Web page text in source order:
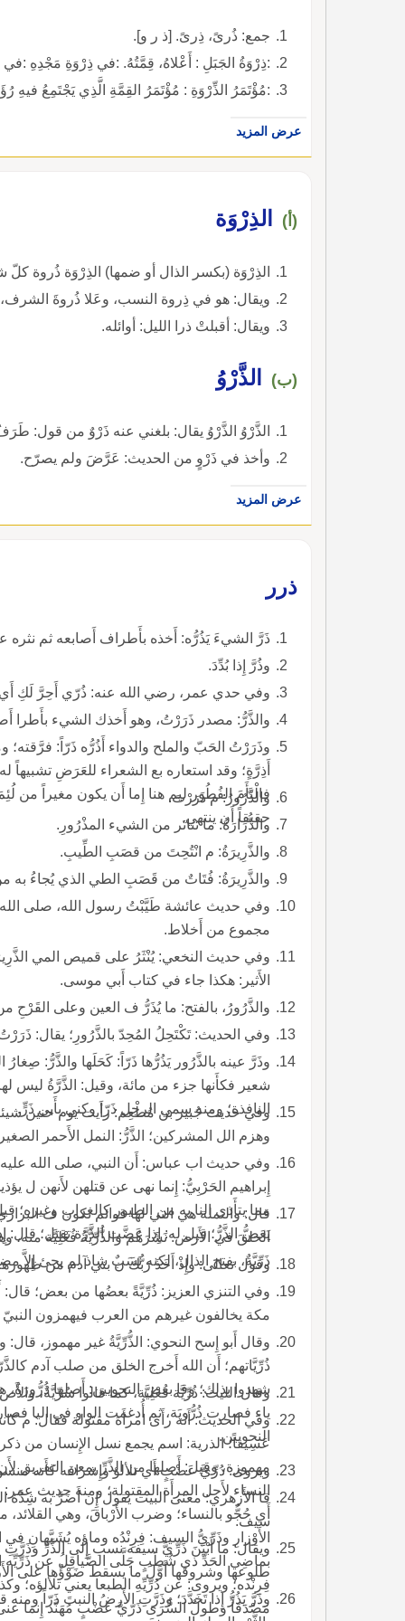
جمع: ذُرىً، ذِرىً. [ذ ر و].
:ذِرْوَةُ الجَبَلِ : أَعْلاهُ، قِمَّتُهُ. :في ذِرْوَةِ مَجْدِهِ
:مُؤْتَمَرُ الذِّرْوَةِ : مُؤْتَمَرُ القِمَّةِ الَّذِي يَجْتَمِعُ فيهِ
عرض المزيد
(أ) الذِرْوَة
الذِرْوَة (بكسر الذال أو ضمها) الذِرْوَة ذُروة كلّ
ويقال: هو في ذِروة النسب، وعَلا ذُروةَ الشرف،
ويقال: أقبلتْ ذرا الليل: أوائله.
(ب) الذَّرْوُ
الذَّرْوُ الذَّرْوُ يقال: بلغني عنه ذَرْوٌ من قول:
وأخذ في ذَرْوٍ من الحديث: عَرَّضَ ولم يصرّح.
عرض المزيد
ذرر
ذَرَّ الشيءَ يَذُرُّه: أَخذه بأَطراف أَصابعه ثم نثره على الشيء وذَرَّ الشيءَ يَذُرُّهُ إِذا بَدَّدَهُ.
وذُرَّ إِذا بُدِّدَ.
وفي حدي عمر، رضي الله عنه: ذُرّي أَحِرَّ لَكِ
والذَّرُّ: مصدر ذَرَرْتُ، وهو أَخذك الشيء بأَطرا أَصابعك تَذُرُّهُ ذَرَّ الملح المسحوق
أَذِرَّةٍ؛ وقد استعاره بع الشعراء للعَرَضِ
فالْتَأَمَ الفُطُور ليم هنا إِما أَن يكون مغيراً من
حقيقاً أَن ينتهي.
والذَّرُورُ: م ذَرَرْتَ.
والذُّرَارَةُ: ما تناثر من الشيء المذْرُورِ.
والذَّرِيرَةُ: م انْتُحِتَ من قصَبِ الطِّيبِ.
والذَّرِيرَةُ: فُتَاتٌ من قَصَبِ الطي الذي يُجاءُ به
وفي حديث عائشة طَيَّبْتُ رسول الله، صلى الله
مجموع من أَخلاط.
وفي حديث النخعي: يُنْثَرُ على قميص المي
الأَثير: هكذا جاء في كتاب أَبي موسى.
والذَّرُورُ، بالفتح: ما يُذَرُّ ف العين وعلى القَرْحِ
وفي الحديث: تَكْتَحِلُ المُحِدّ بالذَّرُورِ؛ يقال: ذَرَرْتُ
وذَرَّ عينه بالذَّرُور يَذُرُّها ذَرّاً: كَحَلَها والذَّرُّ:
شعير فكأَنها جزء من مائة، وقيل: الذَّرَّةُ ليس
النافذة؛ ومنه سمي الرجل ذَرّا وكني بأَبي ذَرٍّ.
وفي حديث جُبير بن مُطْعِم: رأَيت يوم حنين
وهزم الل المشركين؛ الذَّرُّ: النمل الأَحمر
وفي حديث اب عباس: أَن النبي، صلى الله عليه
إِبراهيم الحَرْبِيُّ: إِنما نهى عن قتلهن لأَنهن ل
مما يتأَذى النا به من الطيور كالغراب وغيره؛
يَعَضُّ الذَّرُّ؛ قيل له: إِذا عَضَّت الذَّرَّة تقتل؛ قال:
قال: والنملة هي التي لها قوائم تكون ف
الخلقَ في الأَرض: نَشَرَهُم والذُّرِّيَّةُ فُعْلِيَّة منه،
ذَرِّيَّةٌ، بفتح الذال، لكنه نَسَبٌ شاذ لم يجئ إِلاَّ
وقول تعالى: وإِذْ أَخَذَ رَبُّكَ ن بني آدم من ظهورهم
وفي التنزي العزيز: ذُرِّيَّةً بعضُها من بعض؛
مكة يخالفون غيرهم من العرب فيهمزون النبيّ والبَرِيَّةَ والذُّرِّية
وقال أَبو إِسح النحوي:
ذُرِّيَّاتهم؛ أَن الله أَخرج الخلق من صلب آدم
شهدوا بذلك؛ وقا بعض النحويين: أَصلها
ياء فصارت ذُرُّويَة، ثم أُدغمت الواو في اليا
النحويين.
وقال الليث: ذُرِّيَّة فُعْلِيَّة، كما قالوا سُرِّيَّةٌ،
وفي الحديث: أَنه رأَى امرأَة مقتولة فقال: م
عَسِيفاً؛ الذرية: اسم يجمع نسل الإِنسان من ذكر
مهموزة، وقيل: أَصلها من الذَّرِّ بمعن التفريق
النساء لأَجل المرأَة المقتولة؛ ومنه حديث عمر:
أَي حُجُّو بالنساء؛ وضرب الأَرْباقَ، وهي
الأَوْزارِ وذَرِّيُّ السيف: فِرِنْدُه وماؤه يُشَبَّهانِ في
بماضِي الحَدِّ ذي شُطَبٍ جَلَّى الصَّياقِلُ عن ذَرِّيِّه
فِرِنْده؛ ويروى: عن دُرِّيِّهِ الطبعا يعني تلألؤه؛
مَصْدَقاً وطولُ السُّرَى ذَرّيَّ عَضْبٍ مُهَنَّد إِنما عنى
ويروى: دُرِّيَّ عَضْبٍ أَي تلألؤ وإِشراقه كأَنه
قا الأَزهري: معنى البيت يقول إِن أَضَرَّ به شِدَّة
سيف.
ويقال: ما أَبْيَنَ ذَرِّيَّ سيفه نسب إِلى الذَّرِّ
طلوعها وشروقها أَوَّلَ ما يسقط ضَوْؤُها على
وذَرَّ يَذُرُّ إِذا تَخَدَّدَ؛ وذَرَّتِ الأَرضُ النبتَ ذَرّاً